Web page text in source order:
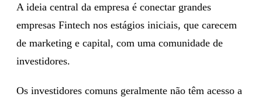
A ideia central da empresa é conectar grandes
empresas Fintech nos estágios iniciais, que carecem
de marketing e capital, com uma comunidade de
investidores.
Os investidores comuns geralmente não têm acesso a